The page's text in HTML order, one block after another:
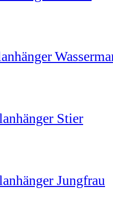
Stier
Jungfrau